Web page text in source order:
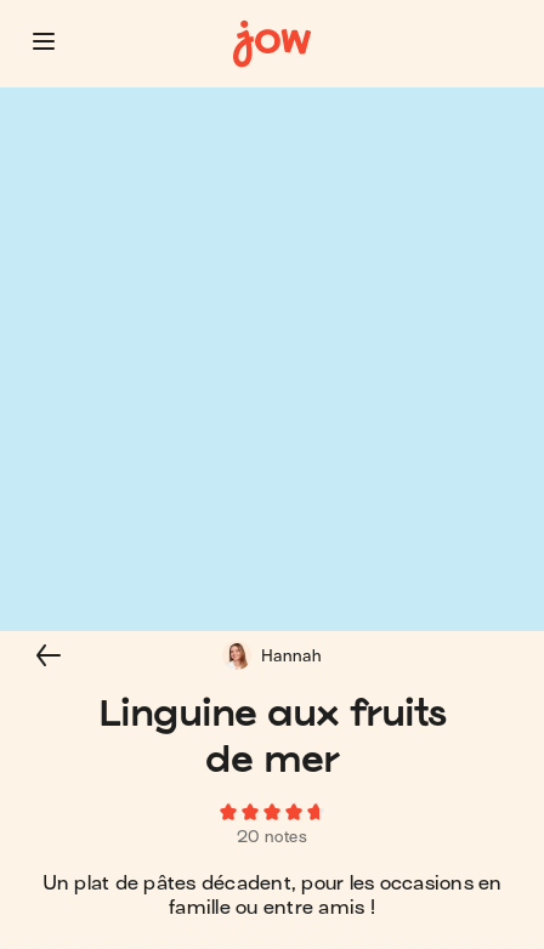
Linguine aux fruits
de mer
20 notes
Un plat de pâtes décadent, pour les occasions en
famille ou entre amis !
Hannah